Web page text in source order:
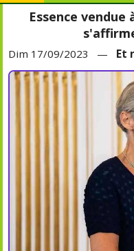
Essence
Dim 17/09/2023 — Et